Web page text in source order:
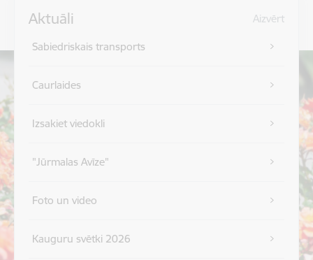
Aktuāli Aizvērt
Sabiedriskais transports
Caurlaides
Izsakiet viedokli
"Jūrmalas Avīze"
Foto un video
Kauguru svētki 2026